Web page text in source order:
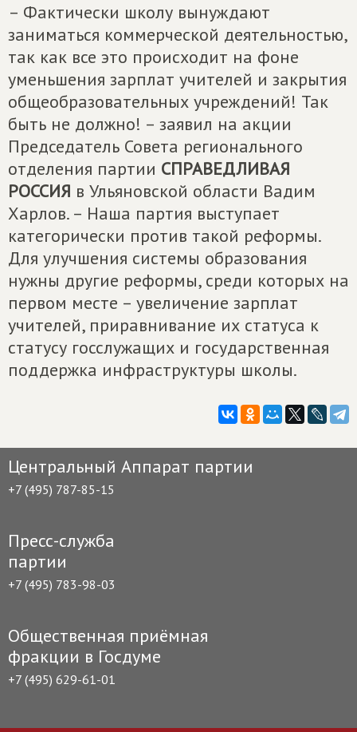
– Фактически школу вынуждают
заниматься коммерческой деятельностью,
так как все это происходит на фоне
уменьшения зарплат учителей и закрытия
общеобразовательных учреждений! Так
быть не должно! – заявил на акции
Председатель Совета регионального
отделения партии СПРАВЕДЛИВАЯ
РОССИЯ в Ульяновской области Вадим
Харлов. – Наша партия выступает
категорически против такой реформы.
Для улучшения системы образования
нужны другие реформы, среди которых на
первом месте – увеличение зарплат
учителей, приравнивание их статуса к
статусу госслужащих и государственная
поддержка инфраструктуры школы.
Центральный Аппарат партии
+7 (495) 787-85-15
Пресс-служба
партии
+7 (495) 783-98-03
Общественная приёмная
фракции в Госдуме
+7 (495) 629-61-01